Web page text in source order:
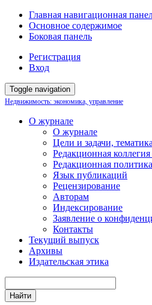
Главная навигационная
Основное содержимое
Боковая панель
Регистрация
Вход
Toggle navigation
Недвижимость: экономика, управление
О журнале
О журнале
Цели и задачи, тематика
Редакционная
Редакционная политика
Язык публикаций
Рецензирование
Авторам
Индексирование
Заявление о
Контакты
Текущий выпуск
Архивы
Издательская этика
Найти